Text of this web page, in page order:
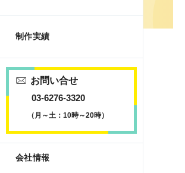
制作実績
お問い合せ
03-6276-3320
（月～土：10時～20時）
会社情報